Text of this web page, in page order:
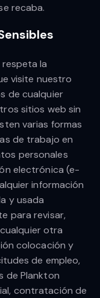
recaba.
la
visite nuestro
de cualquier
sitios web sin
varias formas
de trabajo en
personales
electrónica (e-
información
y usada
para revisar,
otra
colocación y
de empleo,
de Plankton
contratación de